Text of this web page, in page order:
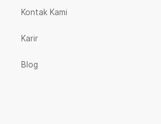
Kontak Kami
Karir
Blog